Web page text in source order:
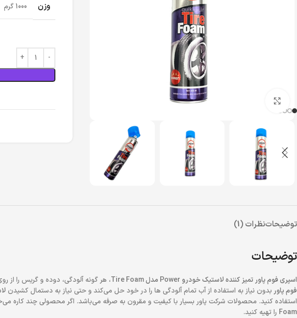
وزن 1000 گرم
توضیحاتنظرات (1)
توضیحات
اسپری فوم پاور تمیز کننده لاستیک خودرو Power مدل Tire Foam ، هر گونه آلودگی، دوده و گریس را از
فوم پاور بدون نیاز به استفاده از آب تمام آلودگی ها را در خود حل می‌کند و حتی نیاز به دستمال کشیدن
استفاده کنید. محصولات شرکت پاور بسیار با کیفیت و مقرون به صرفه می‌باشد. اگر محصولی چند کاره
Foam را تهیه کنید.